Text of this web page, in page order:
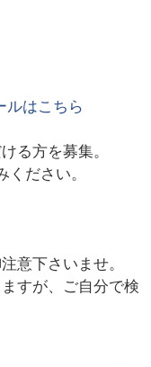
ルはこちら
る方を募集。
ださい。
意下さいませ。
すが、ご自分で検